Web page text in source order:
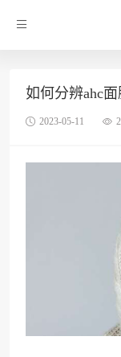
如何分辨ahc面
2023-05-11